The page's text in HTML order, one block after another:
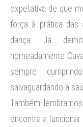
expetativa de que
força à prática das
dança. Já
nomeadamente
sempre
salvaguardando a
Também
encontra a